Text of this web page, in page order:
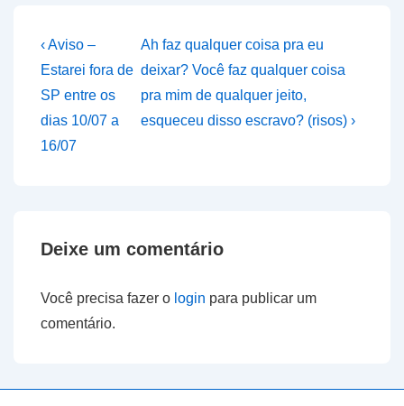
Navegação
de
Post
Previous
Post
is
‹ Aviso –
Estarei fora de
SP entre os
dias 10/07 a
16/07
Next
Post
is
Ah faz qualquer coisa pra eu
deixar? Você faz qualquer coisa
pra mim de qualquer jeito,
esqueceu disso escravo? (risos) ›
Deixe um comentário
Você precisa fazer o login para publicar um
comentário.